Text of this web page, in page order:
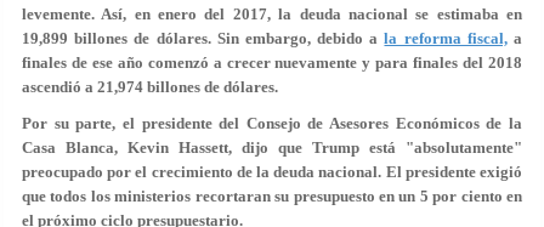
levemente. Así, en enero del 2017, la deuda nacional se estimaba en
19,899 billones de dólares. Sin embargo, debido ala reforma fiscal,a
finales de ese año comenzó a crecer nuevamente y para finales del 2018
ascendió a 21,974 billones de dólares.
Por su parte, el presidente del Consejo de Asesores Económicos de la
Casa Blanca, Kevin Hassett, dijo que Trump está "absolutamente"
preocupado por el crecimiento de la deuda nacional. El presidente exigió
que todos los ministerios recortaran su presupuesto en un 5 por ciento en
el próximo ciclo presupuestario.